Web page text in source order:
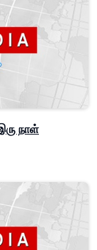
நாள்